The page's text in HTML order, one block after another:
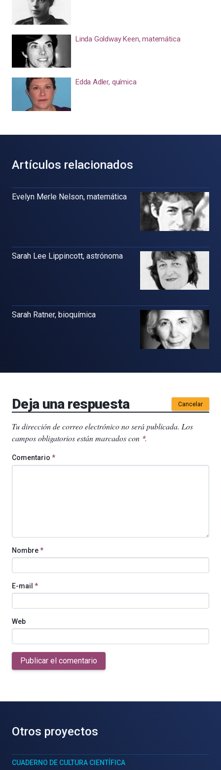
Linda Goldway Keen, matemática
Edda Adler, química
Artículos relacionados
Evelyn Merle Nelson, matemática
Sarah Lee Lippincott, astrónoma
Sarah Ratner, bioquímica
Deja una respuesta Cancelar
Tu dirección de correo electrónico no será publicada. Los
campos obligatorios están marcados con *.
Comentario *
Nombre*
E-mail *
Web
Publicar el comentario
Otros proyectos
CUADERNO DE CULTURA CIENTÍFICA